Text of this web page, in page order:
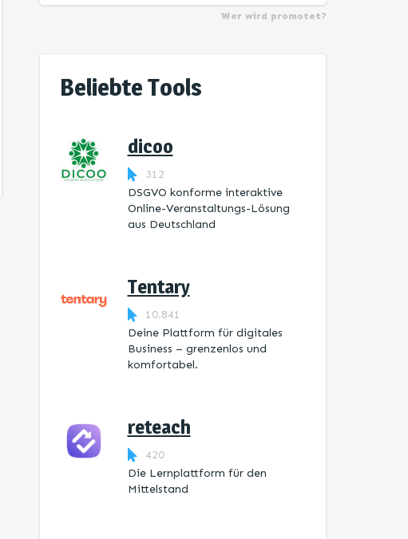
Wer wird promotet?
Beliebte Tools
dicoo
312
DSGVO konforme interaktive
Online-Veranstaltungs-Lösung
aus Deutschland
Tentary
10.841
Deine Plattform für digitales
Business – grenzenlos und
komfortabel.
reteach
420
Die Lernplattform ​für den
Mittelstand